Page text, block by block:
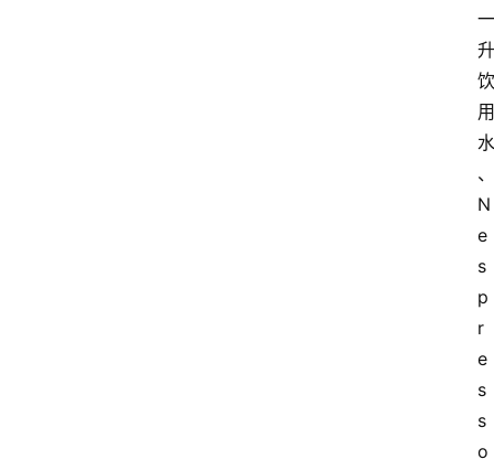
一
升
饮
用
水
、
N
e
s
p
r
e
s
s
o